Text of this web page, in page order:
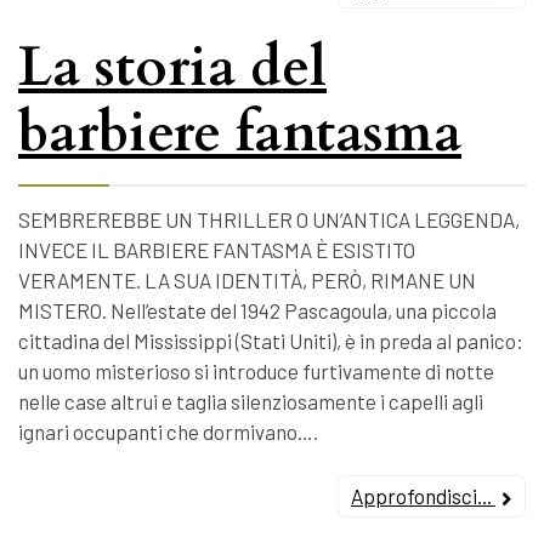
La storia del
barbiere fantasma
SEMBREREBBE UN THRILLER O UN’ANTICA LEGGENDA,
INVECE IL BARBIERE FANTASMA È ESISTITO
VERAMENTE. LA SUA IDENTITÀ, PERÒ, RIMANE UN
MISTERO. Nell’estate del 1942 Pascagoula, una piccola
cittadina del Mississippi (Stati Uniti), è in preda al panico:
un uomo misterioso si introduce furtivamente di notte
nelle case altrui e taglia silenziosamente i capelli agli
ignari occupanti che dormivano….
Approfondisci...